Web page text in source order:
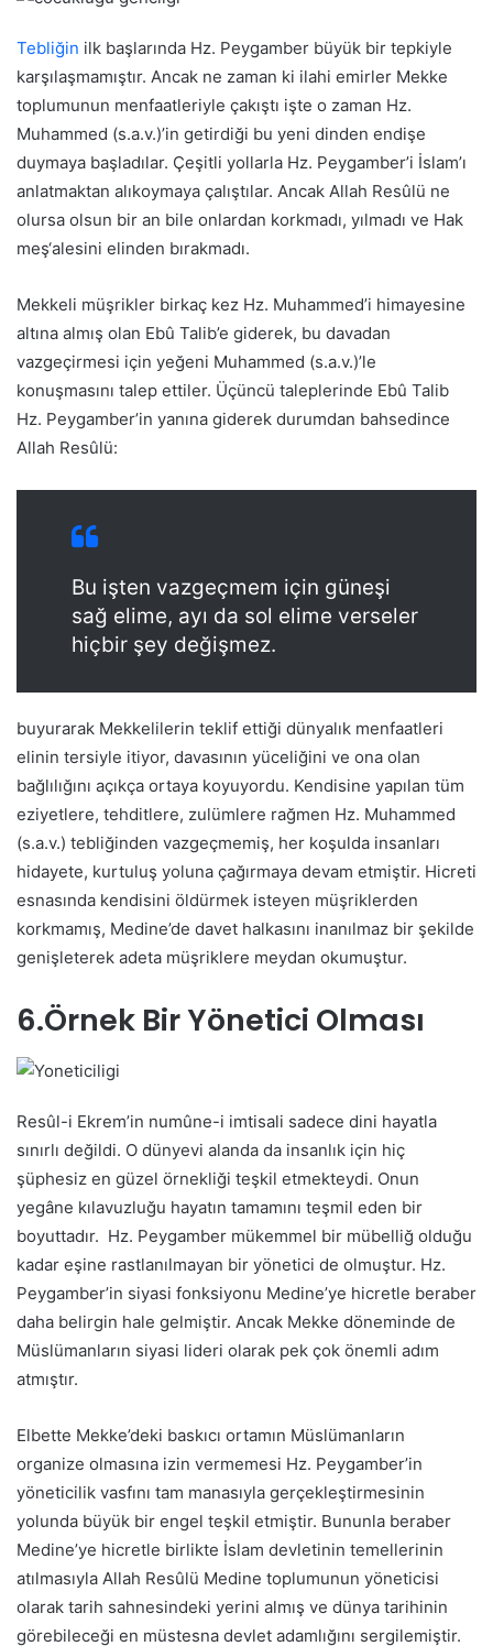
Tebliğin ilk başlarında Hz. Peygamber büyük bir tepkiyle
karşılaşmamıştır. Ancak ne zaman ki ilahi emirler Mekke
toplumunun menfaatleriyle çakıştı işte o zaman Hz.
Muhammed (s.a.v.)’in getirdiği bu yeni dinden endişe
duymaya başladılar. Çeşitli yollarla Hz. Peygamber’i İslam’ı
anlatmaktan alıkoymaya çalıştılar. Ancak Allah Resûlü ne
olursa olsun bir an bile onlardan korkmadı, yılmadı ve Hak
meş‘alesini elinden bırakmadı.
Mekkeli müşrikler birkaç kez Hz. Muhammed’i himayesine
altına almış olan Ebû Talib’e giderek, bu davadan
vazgeçirmesi için yeğeni Muhammed (s.a.v.)’le
konuşmasını talep ettiler. Üçüncü taleplerinde Ebû Talib
Hz. Peygamber’in yanına giderek durumdan bahsedince
Allah Resûlü:
Bu işten vazgeçmem için güneşi
sağ elime, ayı da sol elime verseler
hiçbir şey değişmez.
buyurarak Mekkelilerin teklif ettiği dünyalık menfaatleri
elinin tersiyle itiyor, davasının yüceliğini ve ona olan
bağlılığını açıkça ortaya koyuyordu. Kendisine yapılan tüm
eziyetlere, tehditlere, zulümlere rağmen Hz. Muhammed
(s.a.v.) tebliğinden vazgeçmemiş, her koşulda insanları
hidayete, kurtuluş yoluna çağırmaya devam etmiştir. Hicreti
esnasında kendisini öldürmek isteyen müşriklerden
korkmamış, Medine’de davet halkasını inanılmaz bir şekilde
genişleterek adeta müşriklere meydan okumuştur.
6.Örnek Bir Yönetici Olması
Resûl-i Ekrem’in numûne-i imtisali sadece dini hayatla
sınırlı değildi. O dünyevi alanda da insanlık için hiç
şüphesiz en güzel örnekliği teşkil etmekteydi. Onun
yegâne kılavuzluğu hayatın tamamını teşmil eden bir
boyuttadır. Hz. Peygamber mükemmel bir mübelliğ olduğu
kadar eşine rastlanılmayan bir yönetici de olmuştur. Hz.
Peygamber’in siyasi fonksiyonu Medine’ye hicretle beraber
daha belirgin hale gelmiştir. Ancak Mekke döneminde de
Müslümanların siyasi lideri olarak pek çok önemli adım
atmıştır.
Elbette Mekke’deki baskıcı ortamın Müslümanların
organize olmasına izin vermemesi Hz. Peygamber’in
yöneticilik vasfını tam manasıyla gerçekleştirmesinin
yolunda büyük bir engel teşkil etmiştir. Bununla beraber
Medine’ye hicretle birlikte İslam devletinin temellerinin
atılmasıyla Allah Resûlü Medine toplumunun yöneticisi
olarak tarih sahnesindeki yerini almış ve dünya tarihinin
görebileceği en müstesna devlet adamlığını sergilemiştir.